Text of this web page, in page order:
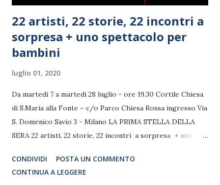
22 artisti, 22 storie, 22 incontri a
sorpresa + uno spettacolo per
bambini
luglio 01, 2020
Da martedì 7 a martedì 28 luglio - ore 19.30 Cortile Chiesa
di S.Maria alla Fonte – c/o Parco Chiesa Rossa ingresso Via
S. Domenico Savio 3 - Milano LA PRIMA STELLA DELLA
SERA 22 artisti, 22 storie, 22 incontri a sorpresa + uno
19.30, al Parco Chiesa Rossa presso il Cortile della Chiesa S.
Maria alla Fonte, 22 attori per 22 tramonti, come nel teatro
CONDIVIDI
POSTA UN COMMENTO
CONTINUA A LEGGERE